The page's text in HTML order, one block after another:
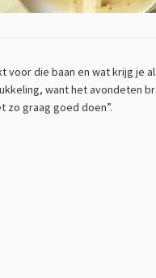
die baan en wat krijg
want het avondeten
zo graag goed doen”.